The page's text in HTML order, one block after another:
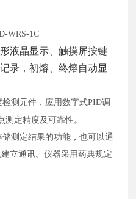
WRS-1C
液晶显示、触摸屏按键
录，初熔、终熔自动显
测元件，应用数字式PID调
测定精度及可靠性。
测定结果的功能，也可以通
立通讯。仪器采用药典规定